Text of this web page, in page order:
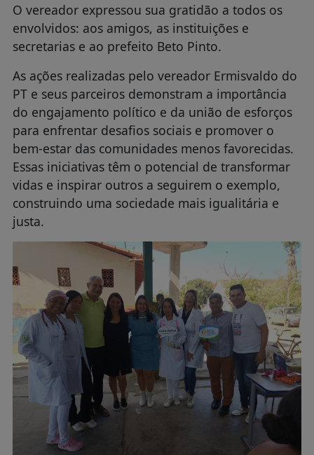
O vereador expressou sua gratidão a todos os
envolvidos: aos amigos, as instituições e
secretarias e ao prefeito Beto Pinto.
As ações realizadas pelo vereador Ermisvaldo do
PT e seus parceiros demonstram a importância
do engajamento político e da união de esforços
para enfrentar desafios sociais e promover o
bem-estar das comunidades menos favorecidas.
Essas iniciativas têm o potencial de transformar
vidas e inspirar outros a seguirem o exemplo,
construindo uma sociedade mais igualitária e
justa.